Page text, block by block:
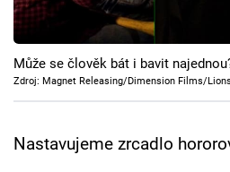
Pořady
TV Program
Může se člověk bát i bavit
Zdroj: Magnet Releasing/Dimension Films/
Nastavujeme zrcadlo